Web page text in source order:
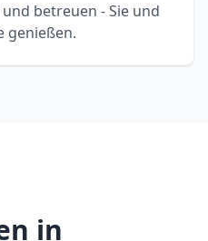
betreuen - Sie und
genießen.
in